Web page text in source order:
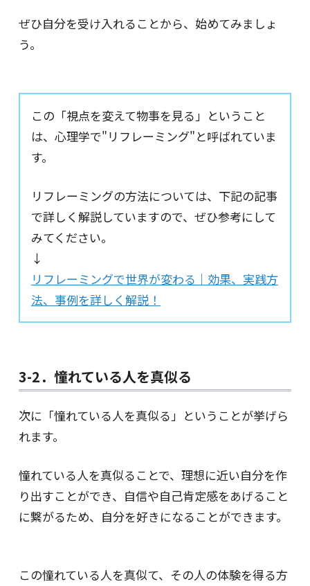
ぜひ自分を受け入れることから、始めてみましょ
う。
この「視点を変えて物事を見る」ということ
は、心理学で"リフレーミング"と呼ばれていま
す。
リフレーミングの方法については、下記の記事
で詳しく解説していますので、ぜひ参考にして
みてください。
↓
リフレーミングで世界が変わる｜効果、実践方
法、事例を詳しく解説！
3-2．憧れている人を真似る
次に「憧れている人を真似る」ということが挙げら
れます。
憧れている人を真似ることで、理想に近い自分を作
り出すことができ、自信や自己肯定感をあげること
に繋がるため、自分を好きになることができます。
この憧れている人を真似て、その人の体験を得る方